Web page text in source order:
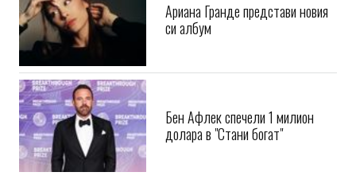
Ариана Гранде представи новия
си албум
Бен Афлек спечели 1 милион
долара в "Стани богат"